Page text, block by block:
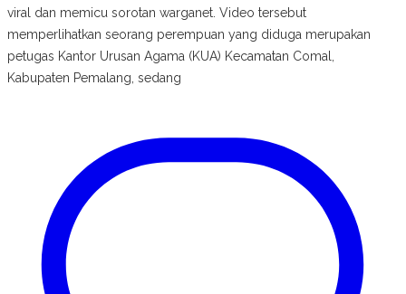
viral dan memicu sorotan warganet. Video tersebut
memperlihatkan seorang perempuan yang diduga merupakan
petugas Kantor Urusan Agama (KUA) Kecamatan Comal,
Kabupaten Pemalang, sedang